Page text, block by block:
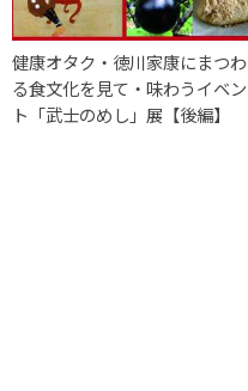
健康オタク・徳川家康にまつわ
る食文化を見て・味わうイベン
ト「武士のめし」展【後編】